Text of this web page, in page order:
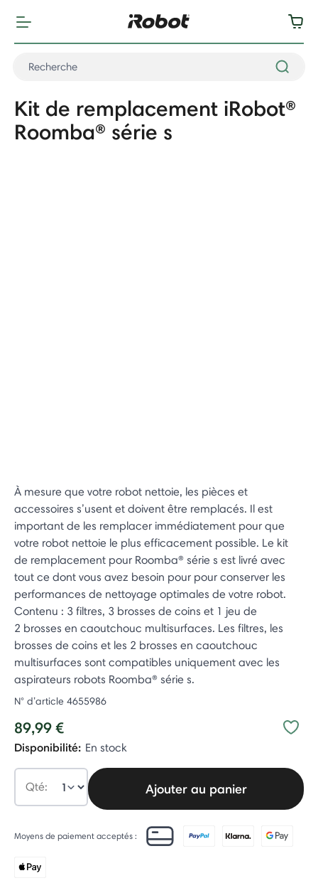
Kit de remplacement iRobot®
Roomba® série s
À mesure que votre robot nettoie, les pièces et
accessoires s’usent et doivent être remplacés. Il est
important de les remplacer immédiatement pour que
votre robot nettoie le plus efficacement possible. Le kit
de remplacement pour Roomba® série s est livré avec
tout ce dont vous avez besoin pour pour conserver les
performances de nettoyage optimales de votre robot.
Contenu : 3 filtres, 3 brosses de coins et 1 jeu de
2 brosses en caoutchouc multisurfaces. Les filtres, les
brosses de coins et les 2 brosses en caoutchouc
multisurfaces sont compatibles uniquement avec les
aspirateurs robots Roomba® série s.
N° d’article 4655986
89,99 €
Disponibilité: En stock
Qté: Ajouter au panier
Moyens de paiement acceptés :